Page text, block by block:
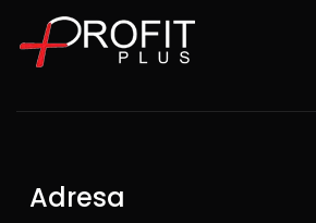
Adresa